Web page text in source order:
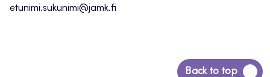
etunimi.sukunimi@jamk.fi
Back to top
Siirry